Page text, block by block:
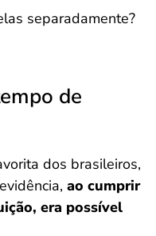
separadamente?
de
dos brasileiros,
ao cumprir
era possível